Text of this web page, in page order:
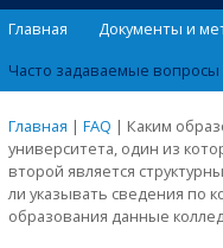
Главная
Документы и
Часто задаваемые вопросы
Главная | FAQ | Каким
университета, один из
второй является
ли указывать сведения по
образования данные